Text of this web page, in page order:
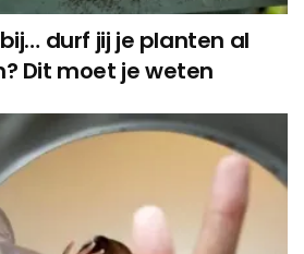
durf jij je planten al
Dit moet je weten